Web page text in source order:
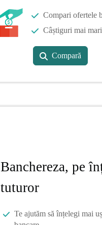
Compari ofertele
Câștiguri mai
Compară
Banchereza, pe
tuturor
Te ajutăm să înțelegi mai